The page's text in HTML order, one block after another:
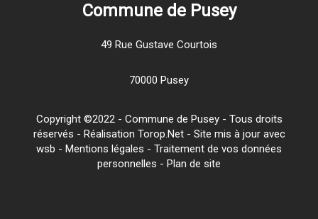
Commune de Pusey
49 Rue Gustave Courtois
70000 Pusey
Copyright ©2022 - Commune de Pusey - Tous droits
réservés - Réalisation Torop.Net - Site mis à jour avec
wsb - Mentions légales - Traitement de vos données
personnelles - Plan de site